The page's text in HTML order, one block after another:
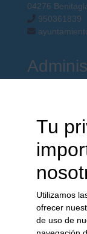
Tu
Utilizamos
ofrecer
de uso de
04276
950361839
Tablón de
Perfil del
Guía de
Perfil de
Perfil